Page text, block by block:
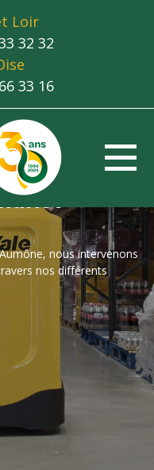
Loir
32 32
33 16
nous intervenons
nos différents